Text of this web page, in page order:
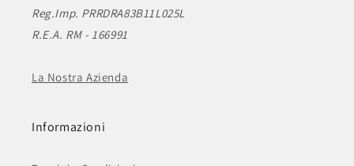
Reg.Imp. PRRDRA83B11L025L
R.E.A. RM - 166991
La Nostra Azienda
Informazioni